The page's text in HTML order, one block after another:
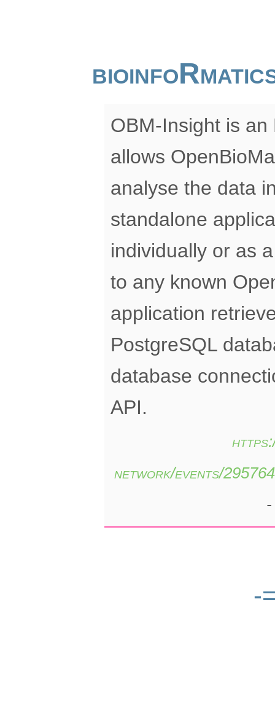
OBM-Insight is
allows
analyse the data
standalone
individually or as
to any known
application
PostgreSQL
database
API.
network/events/
-